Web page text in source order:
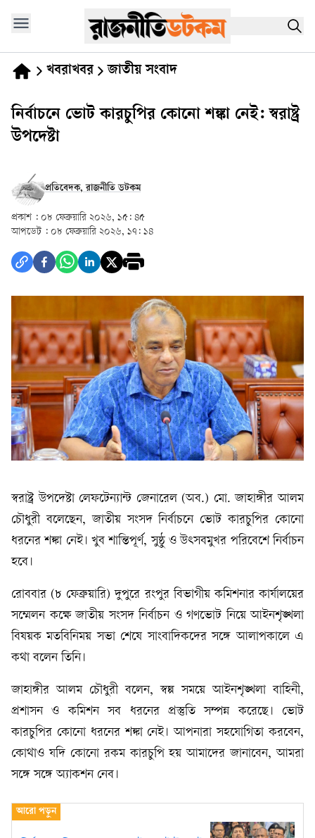
খবরাখবর জাতীয় সংবাদ
নির্বাচনে ভোট কারচুপির কোনো শঙ্কা নেই: স্বরাষ্ট্র
উপদেষ্টা
প্রতিবেদক, রাজনীতি ডটকম
প্রকাশ : ০৮ ফেব্রুয়ারি ২০২৬, ১৫: ৪৫
আপডেট : ০৮ ফেব্রুয়ারি ২০২৬, ১৭: ১৪
স্বরাষ্ট্র উপদেষ্টা লেফটেন্যান্ট জেনারেল (অব.) মো. জাহাঙ্গীর আলম
চৌধুরী বলেছেন, জাতীয় সংসদ নির্বাচনে ভোট কারচুপির কোনো
ধরনের শঙ্কা নেই। খুব শান্তিপূর্ণ, সুষ্ঠু ও উৎসবমুখর পরিবেশে নির্বাচন
হবে।
রোববার (৮ ফেব্রুয়ারি) দুপুরে রংপুর বিভাগীয় কমিশনার কার্যালয়ের
সম্মেলন কক্ষে জাতীয় সংসদ নির্বাচন ও গণভোট নিয়ে আইনশৃঙ্খলা
বিষয়ক মতবিনিময় সভা শেষে সাংবাদিকদের সঙ্গে আলাপকালে এ
কথা বলেন তিনি।
জাহাঙ্গীর আলম চৌধুরী বলেন, স্বল্প সময়ে আইনশৃঙ্খলা বাহিনী,
প্রশাসন ও কমিশন সব ধরনের প্রস্তুতি সম্পন্ন করেছে। ভোট
কারচুপির কোনো ধরনের শঙ্কা নেই। আপনারা সহযোগিতা করবেন,
কোথাও যদি কোনো রকম কারচুপি হয় আমাদের জানাবেন, আমরা
সঙ্গে সঙ্গে অ্যাকশন নেব।